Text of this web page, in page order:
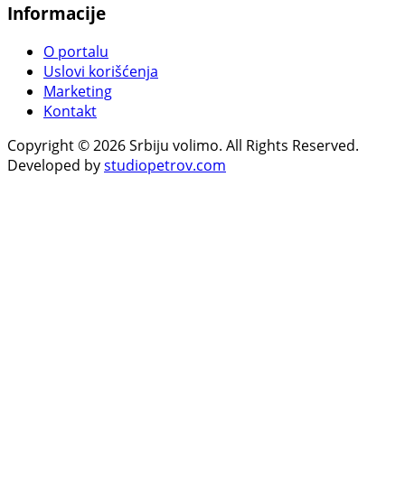
Informacije
O portalu
Uslovi korišćenja
Marketing
Kontakt
Copyright © 2026 Srbiju volimo. All Rights Reserved.
Developed bystudiopetrov.com